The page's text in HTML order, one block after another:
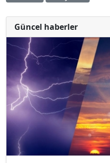
Güncel haberler